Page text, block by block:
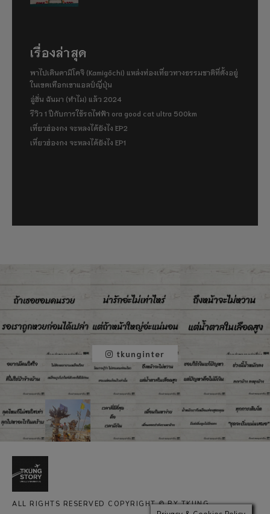
เรื่องล่าสุด
พาไปเดินคามิโคจิ (Kamigōchi) แหล่งท่องเที่ยวทางธรรมชาติที่ตั้งอยู่
ในเขตเทือกเขาแอลป์ญี่ปุ่น
อู่ฮั่น ฉันมา (ทำไม) แล้ว 2024
รีวิว 1 ปีกับการใช้รถไฟฟ้า ora good cat ultra 500km
เที่ยวฮ่องกง จะหลงได้ยังไง EP2
เที่ยวฮ่องกง จะหลงได้ยังไง EP1
tkunginter
ALL RIGHTS RESERVED COPYRIGHT © BY TKUNG